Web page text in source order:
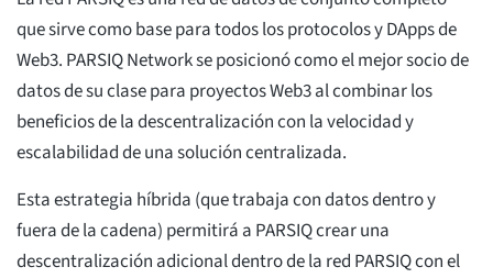
que sirve como base para todos los protocolos y DApps de
Web3. PARSIQ Network se posicionó como el mejor socio de
datos de su clase para proyectos Web3 al combinar los
beneficios de la descentralización con la velocidad y
escalabilidad de una solución centralizada.
Esta estrategia híbrida (que trabaja con datos dentro y
fuera de la cadena) permitirá a PARSIQ crear una
descentralización adicional dentro de la red PARSIQ con el